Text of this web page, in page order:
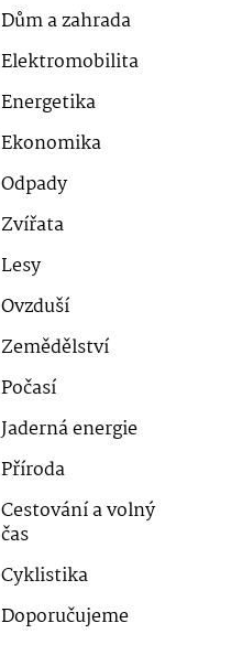
Dům a zahrada
Elektromobilita
Energetika
Ekonomika
Odpady
Zvířata
Lesy
Ovzduší
Zemědělství
Počasí
Jaderná energie
Příroda
Cestování a volný
čas
Cyklistika
Doporučujeme